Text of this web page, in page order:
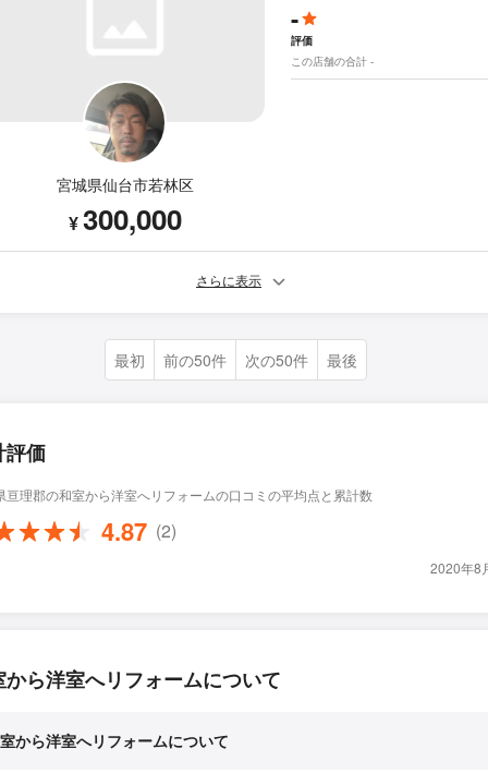
宮城県仙台市若林区
¥300,000
-
評価
この店舗の合計 -
さらに表示
最初 前の50件 次の50件 最後
評価
亘理郡の和室から洋室へリフォームの口コミの平均点と累計数
4.87 (2)
2020年8
から洋室へリフォームについて
から洋室へリフォームについて